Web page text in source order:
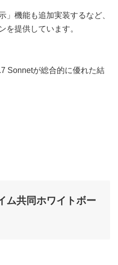
」機能も追加実装するなど、
を提供しています。
Sonnetが総合的に優れた結
ム共同ホワイトボー